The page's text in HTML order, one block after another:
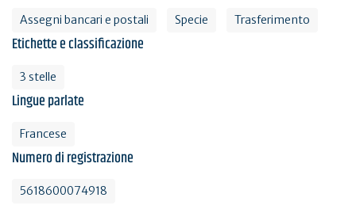
Assegni bancari e postali Specie Trasferimento
Etichette e classificazione
3 stelle
Lingue parlate
Francese
Numero di registrazione
5618600074918